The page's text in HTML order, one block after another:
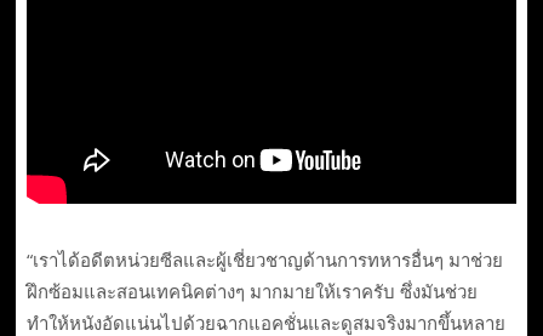
“เราได้อดีตหน่วยซีลและผู้เชี่ยวชาญด้านการทหารอื่นๆ มาช่วย
ฝึกซ้อมและสอนเทคนิคต่างๆ มากมายให้เราครับ ซึ่งมันช่วย
ทำให้หนังอัดแน่นไปด้วยฉากแอคชั่นและดูสมจริงมากขึ้นหลาย